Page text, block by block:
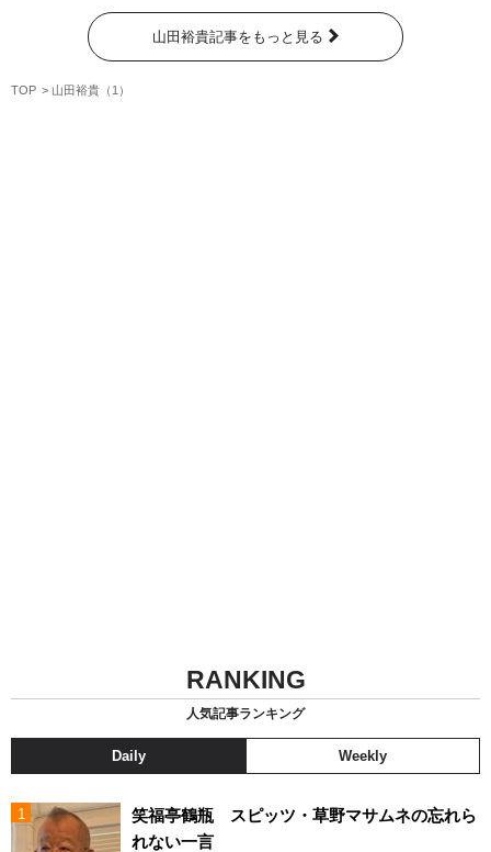
山田裕貴記事をもっと見る
TOP 山田裕貴（1）
RANKING
人気記事ランキング
Daily Weekly
笑福亭鶴瓶 スピッツ・草野マサムネの忘れら
れない一言